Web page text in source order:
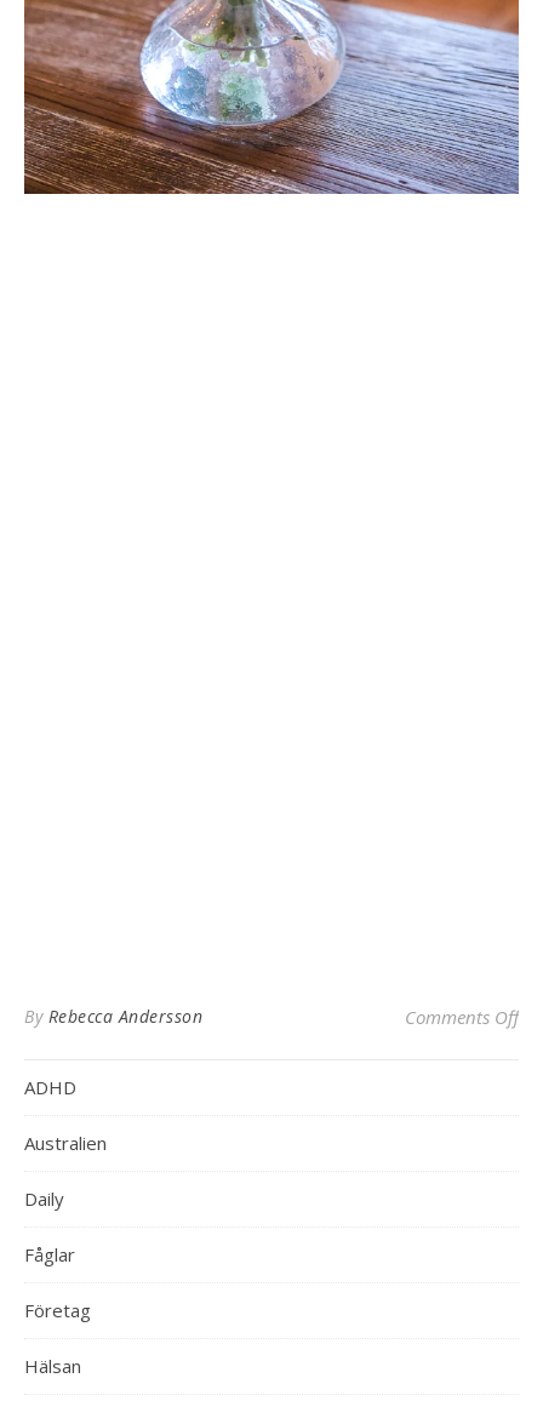
By Rebecca Andersson Comments Offon
ADHD
Australien
Daily
Fåglar
Företag
Hälsan